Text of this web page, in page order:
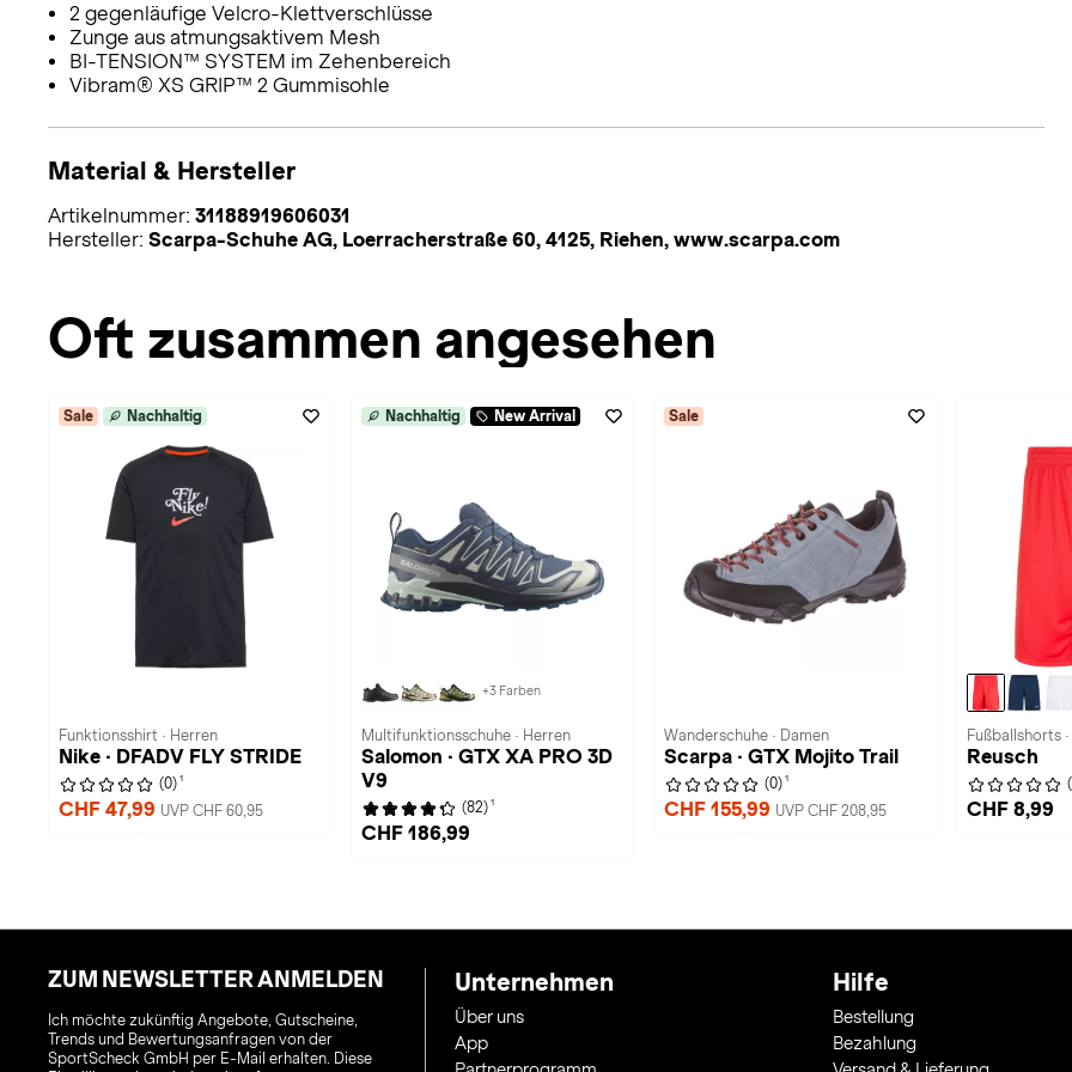
2 gegenläufige Velcro-Klettverschlüsse
Zunge aus atmungsaktivem Mesh
BI-TENSION™ SYSTEM im Zehenbereich
Vibram® XS GRIP™ 2 Gummisohle
Material & Hersteller
Artikelnummer: 31188919606031
Hersteller: Scarpa-Schuhe AG, Loerracherstraße 60, 4125, Riehen, www.scarpa.com
Oft zusammen angesehen
Sale Nachhaltig
Funktionsshirt · Herren
Nike · DFADV FLY STRIDE
(0) 1
CHF 47,99 UVP CHF 60,95
Nachhaltig New Arrival
+3 Farben
Multifunktionsschuhe · Herren
Salomon · GTX XA PRO 3D
V9
(82) 1
CHF 186,99
Sale
Wanderschuhe · Damen
Scarpa · GTX Mojito Trail
(0) 1
CHF 155,99 UVP CHF 208,95
Fußballshorts
Reusch
CHF 8,99
ZUM NEWSLETTER ANMELDEN
Ich möchte zukünftig Angebote, Gutscheine,
Trends und Bewertungsanfragen von der
SportScheck GmbH per E-Mail erhalten. Diese
Unternehmen
Über uns
App
Hilfe
Bestellung
Bezahlung